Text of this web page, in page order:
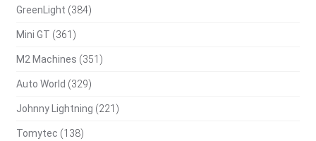
GreenLight (384)
Mini GT (361)
M2 Machines (351)
Auto World (329)
Johnny Lightning (221)
Tomytec (138)